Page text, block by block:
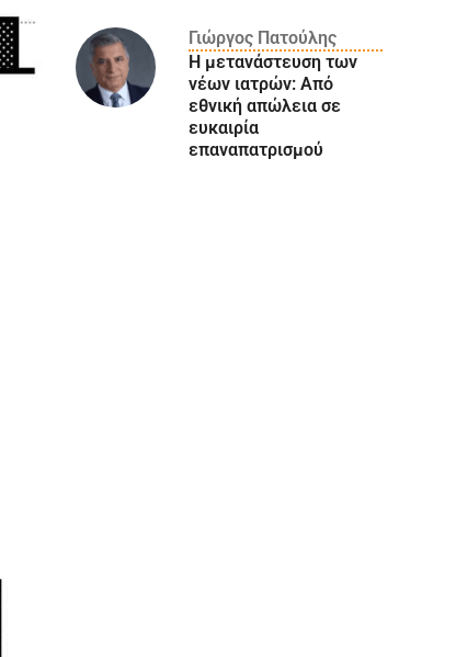
Γιώργος Πατούλης
Η μετανάστευση των
νέων ιατρών: Aπό
εθνική απώλεια σε
ευκαιρία
επαναπατρισμού